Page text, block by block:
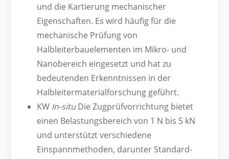
und die Kartierung mechanischer
Eigenschaften. Es wird häufig für die
mechanische Prüfung von
Halbleiterbauelementen im Mikro- und
Nanobereich eingesetzt und hat zu
bedeutenden Erkenntnissen in der
Halbleitermaterialforschung geführt.
KW In-situDie Zugprüfvorrichtung bietet
einen Belastungsbereich von 1 N bis 5 kN
und unterstützt verschiedene
Einspannmethoden, darunter Standard-